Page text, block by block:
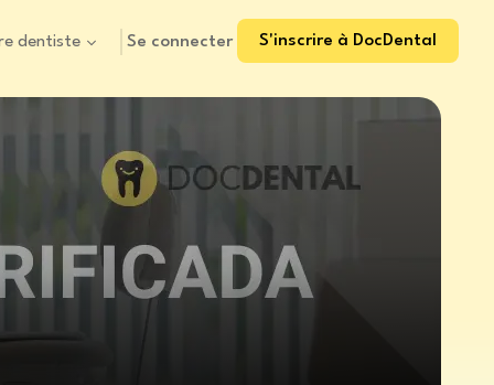
dentiste Se connecter S'inscrire à DocDental